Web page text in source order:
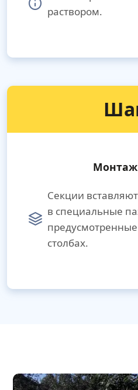
раствором.
Монтаж
Секции
в специальные
столбах.